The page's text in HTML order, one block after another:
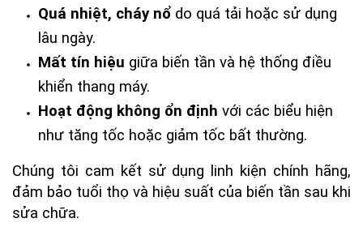
Quá nhiệt, cháy nổ do quá tải hoặc sử dụng
lâu ngày.
Mất tín hiệu giữa biến tần và hệ thống điều
khiển thang máy.
Hoạt động không ổn định với các biểu hiện
như tăng tốc hoặc giảm tốc bất thường.
Chúng tôi cam kết sử dụng linh kiện chính hãng,
đảm bảo tuổi thọ và hiệu suất của biến tần sau khi
sửa chữa.